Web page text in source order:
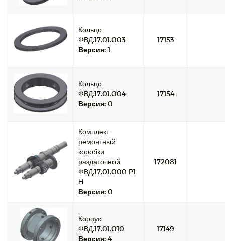
Кольцо
ФВД.17.01.003
Версия: 1
17153
Кольцо
ФВД.17.01.004
Версия: 0
17154
Комплект
ремонтный
коробки
раздаточной
ФВД.17.01.000 Р1
Н
Версия: 0
172081
Корпус
ФВД.17.01.010
Версия: 4
17149